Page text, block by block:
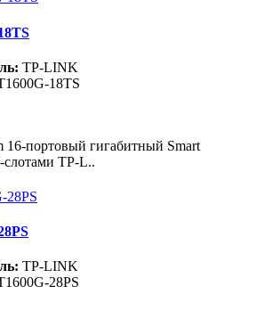
TP-LINK
18TS
16-портовый гигабитный Smart
слотами TP-L..
TP-LINK
28PS